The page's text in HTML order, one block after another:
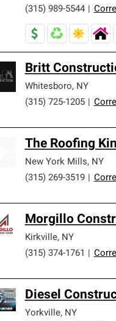
(315) 989-5544
Britt
Whitesboro, NY
(315) 725-1205
The Roofing
New York Mills, NY
(315) 269-3519
Morgillo
Kirkville, NY
(315) 374-1761
Diesel
Yorkville, NY